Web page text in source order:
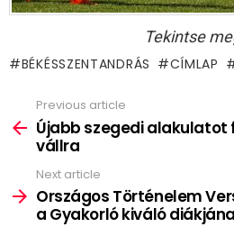
Tekintse
BÉKÉSSZENTANDRÁS CÍMLAP
more
Previous article
Újabb szegedi
vállra
Next article
Országos Történelem
a Gyakorló kiváló